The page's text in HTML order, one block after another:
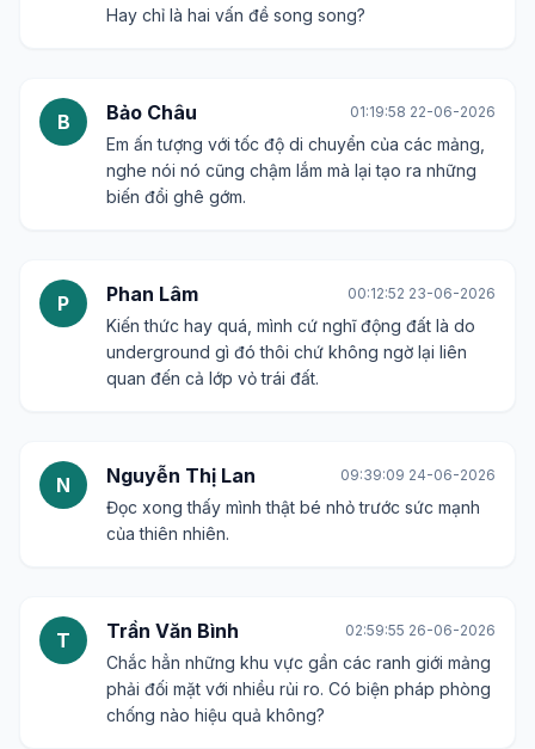
Hay chỉ là hai vấn đề song song?
B Bảo Châu 01:19:58 22-06-2026
Em ấn tượng với tốc độ di chuyển của các mảng,
nghe nói nó cũng chậm lắm mà lại tạo ra những
biến đổi ghê gớm.
P Phan Lâm 00:12:52 23-06-2026
Kiến thức hay quá, mình cứ nghĩ động đất là do
underground gì đó thôi chứ không ngờ lại liên
quan đến cả lớp vỏ trái đất.
N Nguyễn Thị Lan 09:39:09 24-06-2026
Đọc xong thấy mình thật bé nhỏ trước sức mạnh
của thiên nhiên.
T Trần Văn Bình 02:59:55 26-06-2026
Chắc hẳn những khu vực gần các ranh giới mảng
phải đối mặt với nhiều rủi ro. Có biện pháp phòng
chống nào hiệu quả không?